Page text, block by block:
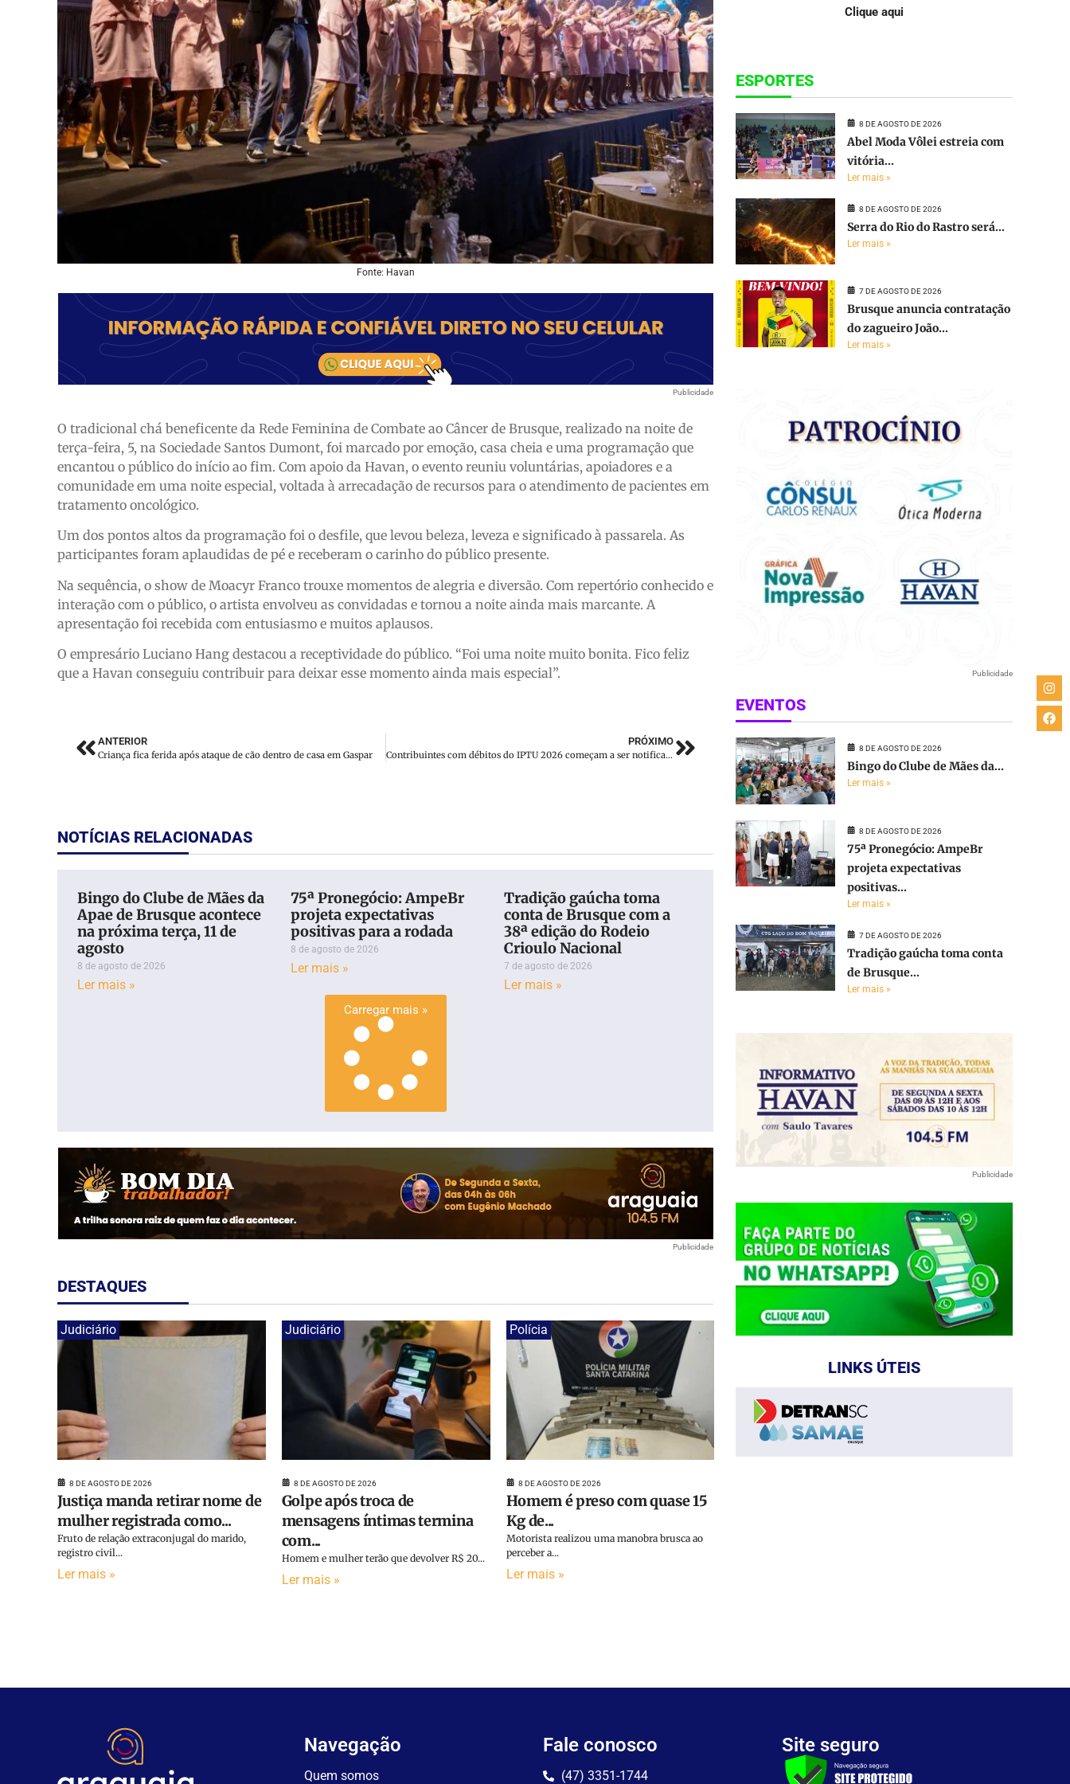
Fonte: Havan
Publicidade
O tradicional chá beneficente da Rede Feminina de Combate ao Câncer de Brusque, realizado na noite de
terça-feira, 5, na Sociedade Santos Dumont, foi marcado por emoção, casa cheia e uma programação que
encantou o público do início ao fim. Com apoio da Havan, o evento reuniu voluntárias, apoiadores e a
comunidade em uma noite especial, voltada à arrecadação de recursos para o atendimento de pacientes em
tratamento oncológico.
Um dos pontos altos da programação foi o desfile, que levou beleza, leveza e significado à passarela. As
participantes foram aplaudidas de pé e receberam o carinho do público presente.
Na sequência, o show de Moacyr Franco trouxe momentos de alegria e diversão. Com repertório conhecido e
interação com o público, o artista envolveu as convidadas e tornou a noite ainda mais marcante. A
apresentação foi recebida com entusiasmo e muitos aplausos.
O empresário Luciano Hang destacou a receptividade do público. “Foi uma noite muito bonita. Fico feliz
que a Havan conseguiu contribuir para deixar esse momento ainda mais especial”.
ANTERIOR
Criança fica ferida após ataque de cão dentro de casa em Gaspar
PRÓXIMO
Contribuintes com débitos do IPTU 2026 começam a ser notificados
NOTÍCIAS RELACIONADAS
Bingo do Clube de Mães da
Apae de Brusque acontece
na próxima terça, 11 de
agosto
8 de agosto de 2026
Ler mais »
75ª Pronegócio: AmpeBr
projeta expectativas
positivas para a rodada
8 de agosto de 2026
Ler mais »
Tradição gaúcha toma
conta de Brusque com a
38ª edição do Rodeio
Crioulo Nacional
7 de agosto de 2026
Ler mais »
Carregar mais »
Publicidade
DESTAQUES
Judiciário
8 DE AGOSTO DE 2026
Justiça manda retirar nome de
mulher registrada como...
Fruto de relação extraconjugal do marido,
registro civil...
Ler mais »
Judiciário
8 DE AGOSTO DE 2026
Golpe após troca de
mensagens íntimas termina
com...
Homem e mulher terão que devolver R$ 20...
Ler mais »
Polícia
8 DE AGOSTO DE 2026
Homem é preso com quase 15
Kg de...
Motorista realizou uma manobra brusca ao
perceber a...
Ler mais »
Clique aqui
ESPORTES
8 DE AGOSTO DE 2026
Abel Moda Vôlei estreia com
vitória...
Ler mais »
8 DE AGOSTO DE 2026
Serra do Rio do Rastro será...
Ler mais »
7 DE AGOSTO DE 2026
Brusque anuncia contratação
do zagueiro João...
Ler mais »
Publicidade
EVENTOS
8 DE AGOSTO DE 2026
Bingo do Clube de Mães da...
Ler mais »
8 DE AGOSTO DE 2026
75ª Pronegócio: AmpeBr
projeta expectativas
positivas...
Ler mais »
7 DE AGOSTO DE 2026
Tradição gaúcha toma conta
de Brusque...
Ler mais »
Publicidade
LINKS ÚTEIS
Navegação
Quem somos
Fale conosco
(47) 3351-1744
Site seguro